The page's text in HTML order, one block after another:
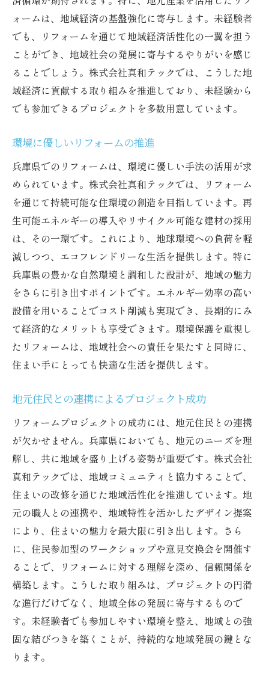
ォームは、地域経済の基盤強化に寄与します。未経験者
でも、リフォームを通じて地域経済活性化の一翼を担う
ことができ、地域社会の発展に寄与するやりがいを感じ
ることでしょう。株式会社真和テックでは、こうした地
域経済に貢献する取り組みを推進しており、未経験から
でも参加できるプロジェクトを多数用意しています。
環境に優しいリフォームの推進
兵庫県でのリフォームは、環境に優しい手法の活用が求
められています。株式会社真和テックでは、リフォーム
を通じて持続可能な住環境の創造を目指しています。再
生可能エネルギーの導入やリサイクル可能な建材の採用
は、その一環です。これにより、地球環境への負荷を軽
減しつつ、エコフレンドリーな生活を提供します。特に
兵庫県の豊かな自然環境と調和した設計が、地域の魅力
をさらに引き出すポイントです。エネルギー効率の高い
設備を用いることでコスト削減も実現でき、長期的にみ
て経済的なメリットも享受できます。環境保護を重視し
たリフォームは、地域社会への責任を果たすと同時に、
住まい手にとっても快適な生活を提供します。
地元住民との連携によるプロジェクト成功
リフォームプロジェクトの成功には、地元住民との連携
が欠かせません。兵庫県においても、地元のニーズを理
解し、共に地域を盛り上げる姿勢が重要です。株式会社
真和テックでは、地域コミュニティと協力することで、
住まいの改修を通じた地域活性化を推進しています。地
元の職人との連携や、地域特性を活かしたデザイン提案
により、住まいの魅力を最大限に引き出します。さら
に、住民参加型のワークショップや意見交換会を開催す
ることで、リフォームに対する理解を深め、信頼関係を
構築します。こうした取り組みは、プロジェクトの円滑
な進行だけでなく、地域全体の発展に寄与するもので
す。未経験者でも参加しやすい環境を整え、地域との強
固な結びつきを築くことが、持続的な地域発展の鍵とな
ります。